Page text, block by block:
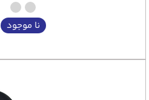
نا موجود